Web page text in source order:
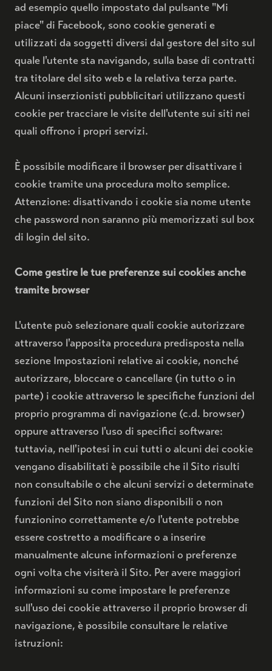
ad esempio quello impostato dal pulsante "Mi
piace" di Facebook, sono cookie generati e
utilizzati da soggetti diversi dal gestore del sito sul
quale l'utente sta navigando, sulla base di contratti
tra titolare del sito web e la relativa terza parte.
Alcuni inserzionisti pubblicitari utilizzano questi
cookie per tracciare le visite dell'utente sui siti nei
quali offrono i propri servizi.
È possibile modificare il browser per disattivare i
cookie tramite una procedura molto semplice.
Attenzione: disattivando i cookie sia nome utente
che password non saranno più memorizzati sul box
di login del sito.
Come gestire le tue preferenze sui cookies anche
tramite browser
L'utente può selezionare quali cookie autorizzare
attraverso l'apposita procedura predisposta nella
sezione Impostazioni relative ai cookie, nonché
autorizzare, bloccare o cancellare (in tutto o in
parte) i cookie attraverso le specifiche funzioni del
proprio programma di navigazione (c.d. browser)
oppure attraverso l'uso di specifici software:
tuttavia, nell'ipotesi in cui tutti o alcuni dei cookie
vengano disabilitati è possibile che il Sito risulti
non consultabile o che alcuni servizi o determinate
funzioni del Sito non siano disponibili o non
funzionino correttamente e/o l'utente potrebbe
essere costretto a modificare o a inserire
manualmente alcune informazioni o preferenze
ogni volta che visiterà il Sito. Per avere maggiori
informazioni su come impostare le preferenze
sull'uso dei cookie attraverso il proprio browser di
navigazione, è possibile consultare le relative
istruzioni: